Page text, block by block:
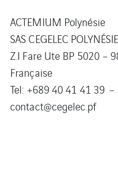
ACTEMIUM Polynésie
SAS CEGELEC POLYNÉSIE
Z.I Fare Ute BP 5020 –
Française
Tel: +689 40 41 41 39
contact@cegelec.pf